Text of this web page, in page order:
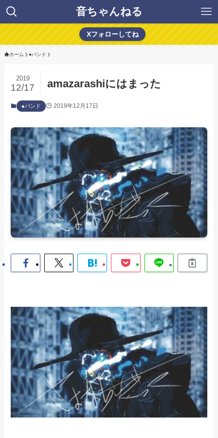
音ちゃんねる
Xフォローしてね
ホーム ●バンド
amazarashiにはまった
2019
12/17
●バンド 2019年12月17日